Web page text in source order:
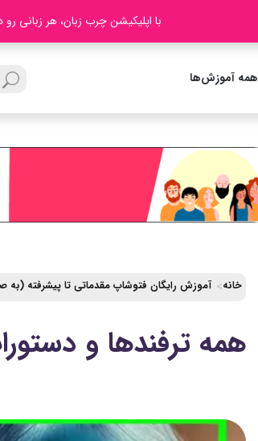
با اپلیکیشن چرب زبان، هر زبانی رو در 80 روز ... قورت بده
همه آموزش‌ها
خانه آموزش رایگان فتوشاپ مقدماتی تا پیشرفته
همه ترفندها و